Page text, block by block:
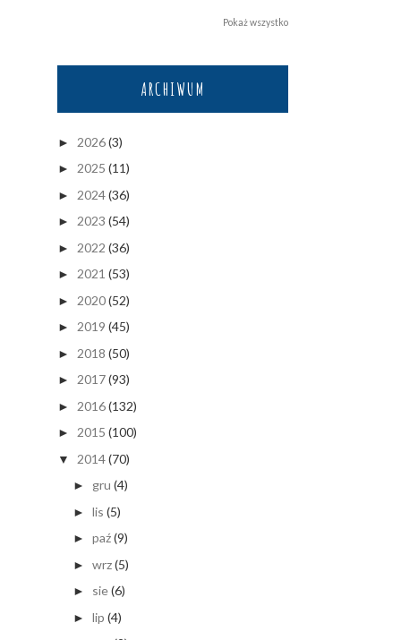
Pokaż wszystko
ARCHIWUM
► 2026(3)
► 2025 (11)
► 2024(36)
► 2023 (54)
► 2022 (36)
► 2021 (53)
► 2020(52)
► 2019 (45)
► 2018 (50)
► 2017(93)
► 2016(132)
► 2015 (100)
▼ 2014(70)
► gru (4)
► lis (5)
► paź(9)
► wrz(5)
► sie(6)
► lip (4)